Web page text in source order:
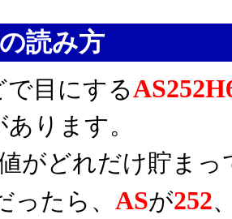
読み方
目にする
ります。
がどれだけ貯ま
ったら、 ASが252